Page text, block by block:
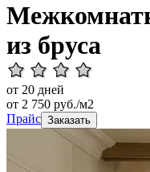
из бруса
от 20 дней
от 2 750 руб./м2
Прайс Заказать